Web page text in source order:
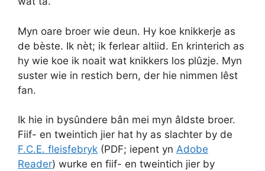
Myn oare broer wie deun. Hy koe knikkerje as
de bèste. Ik nèt; ik ferlear altiid. En krinterich as
hy wie koe ik noait wat knikkers los plûzje. Myn
suster wie in restich bern, der hie nimmen lêst
fan.
Ik hie in bysûndere bân mei myn âldste broer.
Fiif- en tweintich jier hat hy as slachter by de
F.C.E. fleisfebryk (PDF; iepent yn Adobe
Reader) wurke en fiif- en tweintich jier by